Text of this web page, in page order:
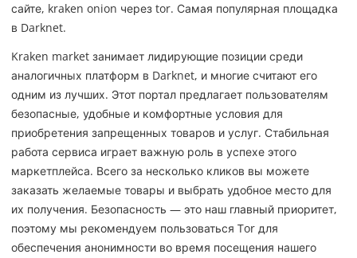
сайте, kraken onion через tor. Самая популярная площадка
в Darknet.
Kraken market занимает лидирующие позиции среди
аналогичных платформ в Darknet, и многие считают его
одним из лучших. Этот портал предлагает пользователям
безопасные, удобные и комфортные условия для
приобретения запрещенных товаров и услуг. Стабильная
работа сервиса играет важную роль в успехе этого
маркетплейса. Всего за несколько кликов вы можете
заказать желаемые товары и выбрать удобное место для
их получения. Безопасность — это наш главный приоритет,
поэтому мы рекомендуем пользоваться Tor для
обеспечения анонимности во время посещения нашего